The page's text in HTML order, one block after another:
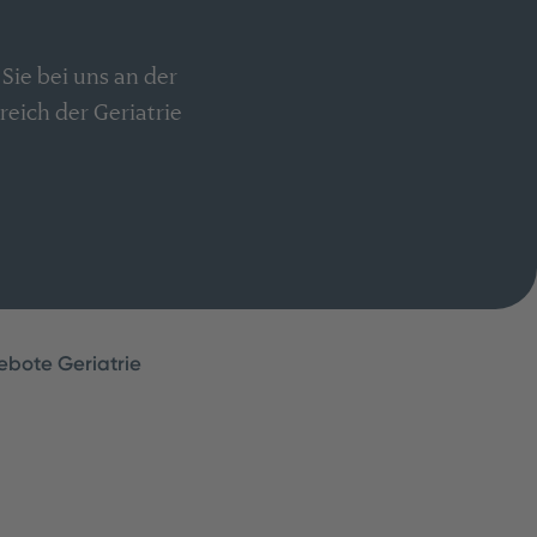
bei uns an der
der Geriatrie
Geriatrie